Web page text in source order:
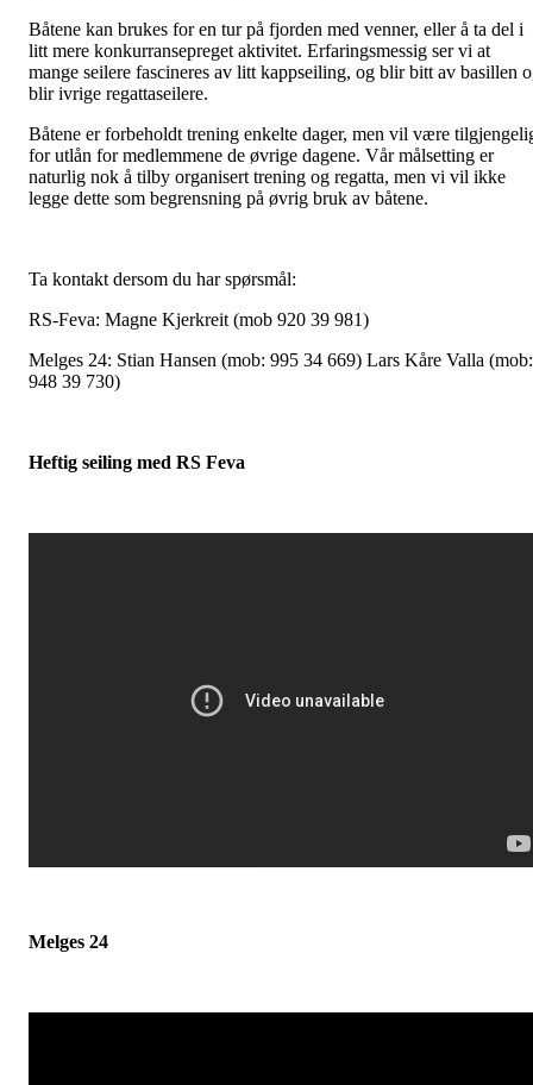
Båtene kan brukes for en tur på fjorden med venner, eller å ta del i
litt mere konkurransepreget aktivitet. Erfaringsmessig ser vi at
mange seilere fascineres av litt kappseiling, og blir bitt av basillen
blir ivrige regattaseilere.
Båtene er forbeholdt trening enkelte dager, men vil være
for utlån for medlemmene de øvrige dagene. Vår målsetting er
naturlig nok å tilby organisert trening og regatta, men vi vil ikke
legge dette som begrensning på øvrig bruk av båtene.
Ta kontakt dersom du har spørsmål:
RS-Feva: Magne Kjerkreit (mob 920 39 981)
Melges 24: Stian Hansen (mob: 995 34 669) Lars Kåre Valla (mob:
948 39 730)
Heftig seiling med RS Feva
Melges 24